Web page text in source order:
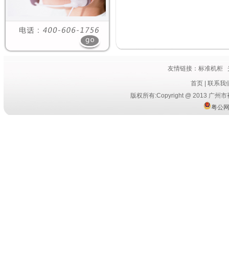
友情链接： 标准机柜
首页| 联系我
版权所有:Copyright @ 2013 广州
粤公